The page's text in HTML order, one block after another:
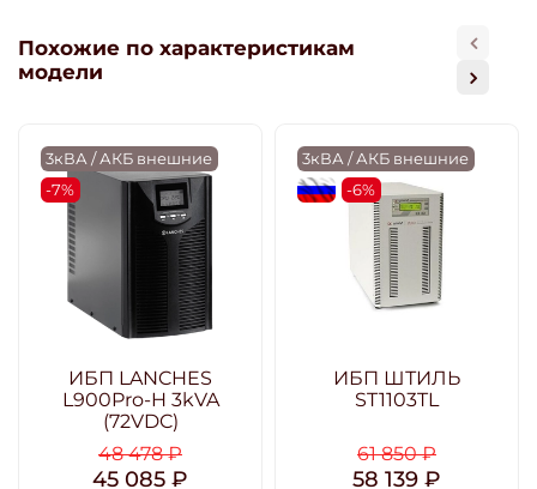
Похожие по характеристикам
модели
3кВА / АКБ внешние
-7%
ИБП LANCHES
L900Pro-H 3kVA
(72VDC)
48 478 ₽
45 085 ₽
3кВА / АКБ внешние
flagRU-6%
ИБП ШТИЛЬ
ST1103TL
61 850 ₽
58 139 ₽